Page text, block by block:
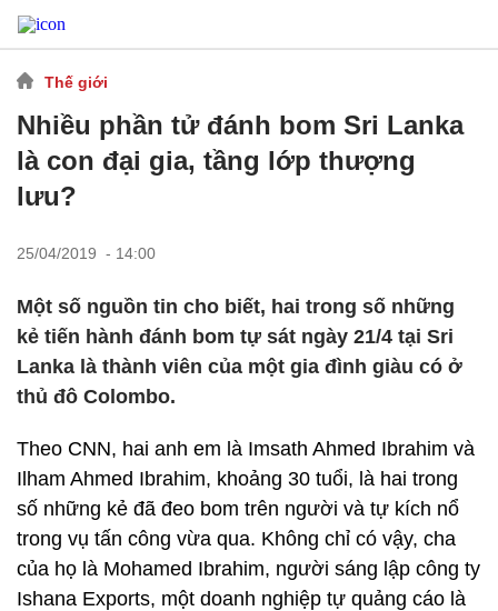
Thế giới
Nhiều phần tử đánh bom Sri Lanka
là con đại gia, tầng lớp thượng
lưu?
25/04/2019 - 14:00
Một số nguồn tin cho biết, hai trong số những
kẻ tiến hành đánh bom tự sát ngày 21/4 tại Sri
Lanka là thành viên của một gia đình giàu có ở
thủ đô Colombo.
Theo CNN, hai anh em là Imsath Ahmed Ibrahim và
Ilham Ahmed Ibrahim, khoảng 30 tuổi, là hai trong
số những kẻ đã đeo bom trên người và tự kích nổ
trong vụ tấn công vừa qua. Không chỉ có vậy, cha
của họ là Mohamed Ibrahim, người sáng lập công ty
Ishana Exports, một doanh nghiệp tự quảng cáo là